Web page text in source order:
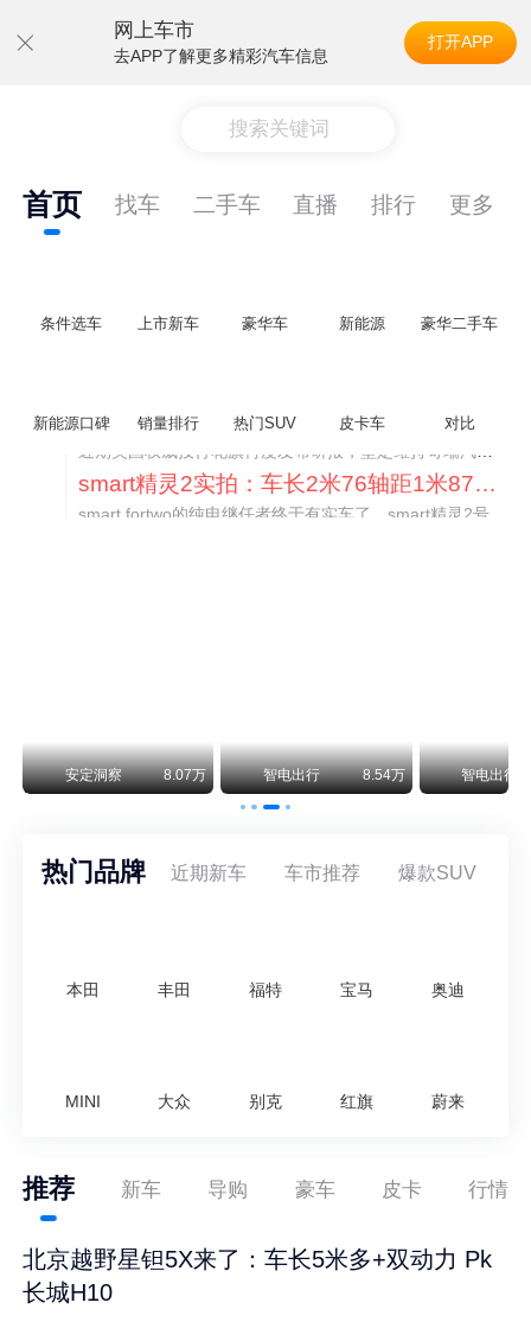
网上车市
去APP了解更多精彩汽车信息
打开APP
搜索关键词
首页 找车 二手车 直播 排行 更多
条件选车 上市新车 豪华车 新能源 豪华二手车
新能源口碑 销量排行 热门SUV 皮卡车 对比美国花旗：奇瑞市值被严重低估！预计36港元/股
近期美国权威投行花旗再度发布研报，坚定维持奇瑞汽车（09973.HK）买入评级，将其合理目标价定格在36港元/股。对照公司最新25.46港元的二级市场现价，这一目标价意味着股价存在41.4%的可观上行空间，花旗直言，当前资本市场受短期市场情绪、国内车市价格战扰动，明显低估了奇瑞长期价值与全球化成长潜力。
smart精灵2实拍：车长2米76轴距1米87，车重1.1吨
smart fortwo的纯电继任者终于有实车了。smart精灵2号出现在工信部最新一批申报目录中，外观和概念车几乎一模一样，量产还原度相当高。
智电出行 8.18万 智电出行 7.87万 安定洞察
热门品牌 近期新车 车市推荐 爆款SUV
本田 丰田 福特 宝马 奥迪
MINI 大众 别克 红旗 蔚来
推荐 新车 导购 豪车 皮卡 行情
北京越野星钽5X来了：车长5米多+双动力 Pk
长城H10